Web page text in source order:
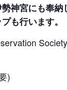
神宮にも奉
も行います。
Society
)